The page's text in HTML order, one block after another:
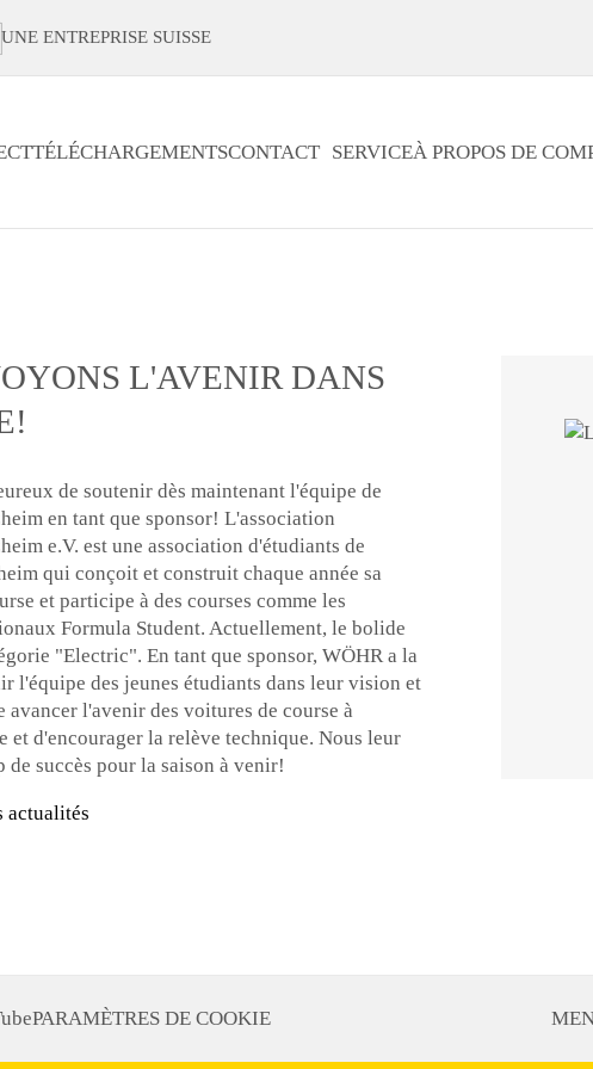
UNE ENTREPRISE SUISSE
TÉLÉCHARGEMENTSCONTACT SERVICEÀ PROPOS DE
L'AVENIR DANS
de soutenir dès maintenant l'équipe de
en tant que sponsor! L'association
e.V. est une association d'étudiants de
qui conçoit et construit chaque année sa
et participe à des courses comme les
Formula Student. Actuellement, le bolide
"Electric". En tant que sponsor, WÖHR a la
l'équipe des jeunes étudiants dans leur vision et
avancer l'avenir des voitures de course à
et d'encourager la relève technique. Nous leur
de succès pour la saison à venir!
actualités
PARAMÈTRES DE COOKIE